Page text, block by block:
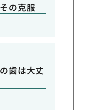
の克服
歯は大丈